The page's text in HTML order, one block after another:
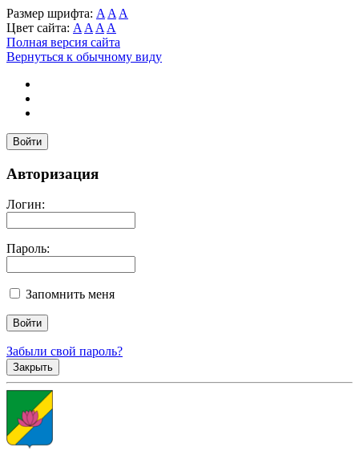
Размер шрифта: A A A
Цвет сайта: A A A A
Полная версия сайта
Вернуться к обычному виду
Войти
Авторизация
Логин:
Пароль:
Запомнить меня
Забыли свой пароль?
Закрыть